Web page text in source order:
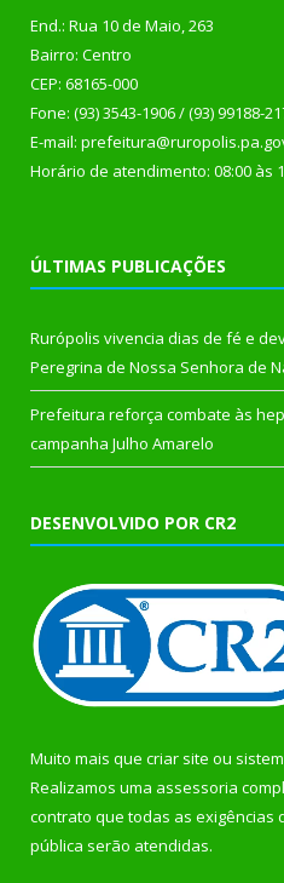
End.: Rua 10 de Maio, 263
Bairro: Centro
CEP: 68165-000
Fone: (93) 3543-1906 / (93) 99188-
E-mail:
Horário de atendimento: 08:00 às
ÚLTIMAS PUBLICAÇÕES
Rurópolis vivencia dias de fé e
Peregrina de Nossa Senhora de
Prefeitura reforça combate às
campanha Julho Amarelo
DESENVOLVIDO POR CR2
Muito mais que criar site ou
Realizamos uma assessoria
contrato que todas as exigências
pública serão atendidas.